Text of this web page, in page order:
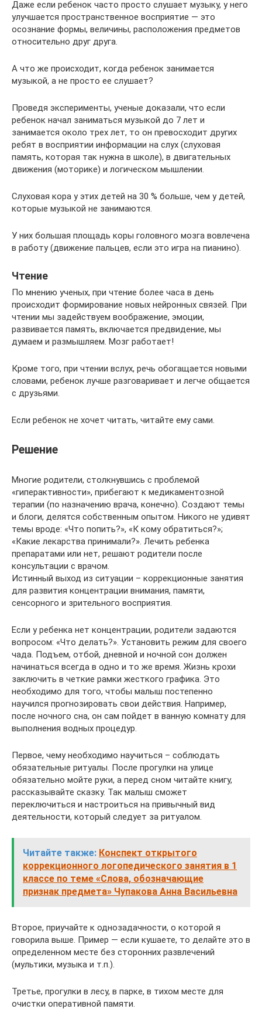
Даже если ребенок часто просто слушает музыку, у него
улучшается пространственное восприятие — это
осознание формы, величины, расположения предметов
относительно друг друга.
А что же происходит, когда ребенок занимается
музыкой, а не просто ее слушает?
Проведя эксперименты, ученые доказали, что если
ребенок начал заниматься музыкой до 7 лет и
занимается около трех лет, то он превосходит других
ребят в восприятии информации на слух (слуховая
память, которая так нужна в школе), в двигательных
движения (моторике) и логическом мышлении.
Слуховая кора у этих детей на 30 % больше, чем у детей,
которые музыкой не занимаются.
У них большая площадь коры головного мозга вовлечена
в работу (движение пальцев, если это игра на пианино).
Чтение
По мнению ученых, при чтение более часа в день
происходит формирование новых нейронных связей. При
чтении мы задействуем воображение, эмоции,
развивается память, включается предвидение, мы
думаем и размышляем. Мозг работает!
Кроме того, при чтении вслух, речь обогащается новыми
словами, ребенок лучше разговаривает и легче общается
с друзьями.
Если ребенок не хочет читать, читайте ему сами.
Решение
Многие родители, столкнувшись с проблемой
«гиперактивности», прибегают к медикаментозной
терапии (по назначению врача, конечно). Создают темы
и блоги, делятся собственным опытом. Никого не удивят
темы вроде: «Что попить?», «К кому обратиться?»;
«Какие лекарства принимали?». Лечить ребенка
препаратами или нет, решают родители после
консультации с врачом.
Истинный выход из ситуации – коррекционные занятия
для развития концентрации внимания, памяти,
сенсорного и зрительного восприятия.
Если у ребенка нет концентрации, родители задаются
вопросом: «Что делать?». Установить режим для своего
чада. Подъем, отбой, дневной и ночной сон должен
начинаться всегда в одно и то же время. Жизнь крохи
заключить в четкие рамки жесткого графика. Это
необходимо для того, чтобы малыш постепенно
научился прогнозировать свои действия. Например,
после ночного сна, он сам пойдет в ванную комнату для
выполнения водных процедур.
Первое, чему необходимо научиться – соблюдать
обязательные ритуалы. После прогулки на улице
обязательно мойте руки, а перед сном читайте книгу,
рассказывайте сказку. Так малыш сможет
переключиться и настроиться на привычный вид
деятельности, который следует за ритуалом.
Читайте также: Конспект открытого
коррекционного логопедического занятия в 1
классе по теме «Слова, обозначающие
признак предмета» Чупакова Анна Васильевна
Второе, приучайте к однозадачности, о которой я
говорила выше. Пример — если кушаете, то делайте это в
определенном месте без сторонних развлечений
(мультики, музыка и т.п.).
Третье, прогулки в лесу, в парке, в тихом месте для
очистки оперативной памяти.